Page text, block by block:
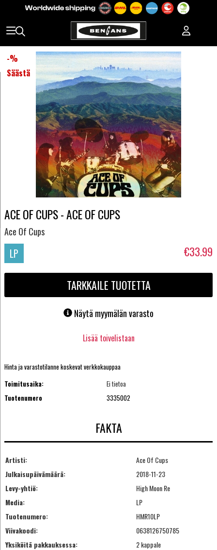
-%
Säästä
ACE OF CUPS - ACE OF CUPS
Ace Of Cups
LP €33.99
TARKKAILE TUOTETTA
Näytä myymälän varasto
Lisää toivelistaan
Hinta ja varastotilanne koskevat verkkokauppaa
Toimitusaika:
Ei tietoa
Tuotenumero
3335002
FAKTA
Artisti:
Ace Of Cups
Julkaisupäivämäärä:
2018-11-23
Levy-yhtiö:
High Moon Re
Media:
LP
Tuotenumero:
HMR10LP
Viivakoodi:
0638126750785
Yksiköitä pakkauksessa:
2 kappale